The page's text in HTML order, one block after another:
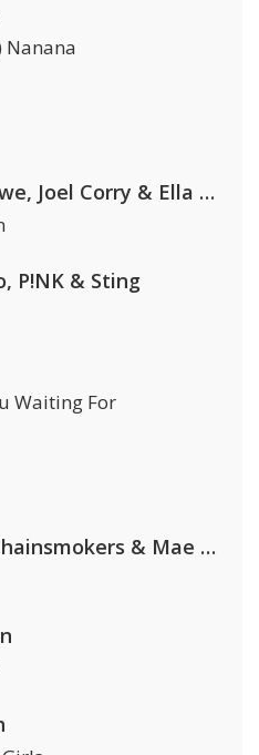
Nanana
Nathan Dawe, Joel Corry & Ella Henderson
P!NK & Sting
Waiting For
Alok, The Chainsmokers & Mae Stephens